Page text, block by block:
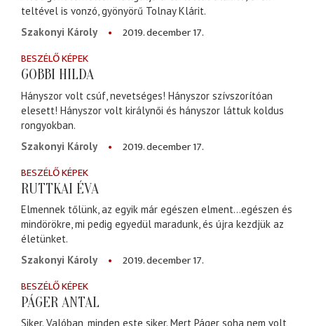
teltével is vonzó, gyönyörű Tolnay Klárit.
Szakonyi Károly
2019. december 17.
BESZÉLŐ KÉPEK
GOBBI HILDA
Hányszor volt csúf, nevetséges! Hányszor szívszorítóan
elesett! Hányszor volt királynői és hányszor láttuk koldus
rongyokban.
Szakonyi Károly
2019. december 17.
BESZÉLŐ KÉPEK
RUTTKAI ÉVA
Elmennek tőlünk, az egyik már egészen elment…egészen és
mindörökre, mi pedig egyedül maradunk, és újra kezdjük az
életünket.
Szakonyi Károly
2019. december 17.
BESZÉLŐ KÉPEK
PÁGER ANTAL
Siker. Valóban, minden este siker. Mert Páger soha nem volt